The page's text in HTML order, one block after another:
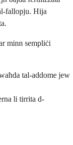
fallopju. Hija
minn sempliċi
tal-addome jew
li tirrita d-